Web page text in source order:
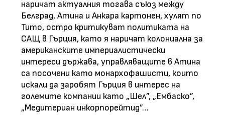
наричат актуалния тогава съюз между
Белград, Атина и Анкара картонен, хулят по
Тито, остро критикуват политиката на
САЩ в Гърция, като я наричат колониална за
американските империалистически
интереси държава, управляващите в Атина
са посочени като монархофашисти, които
искали да заробят Гърция в интерес на
големите компании като „Шел”, „Ембаско”,
„Медитериан инкорпорейтид”…